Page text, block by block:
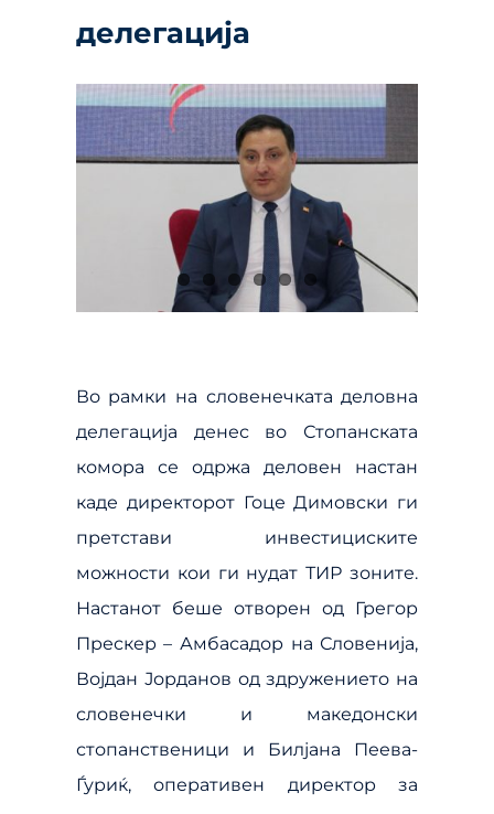
делегација
Во рамки на словенечката деловна
делегација денес во Стопанската
комора се одржа деловен настан
каде директорот Гоце Димовски ги
претстави инвестициските
можности кои ги нудат ТИР зоните.
Настанот беше отворен од Грегор
Прескер – Амбасадор на Словенија,
Војдан Јорданов од здружението на
словенечки и македонски
стопанственици и Билјана Пеева-
Ѓуриќ, оперативен директор за